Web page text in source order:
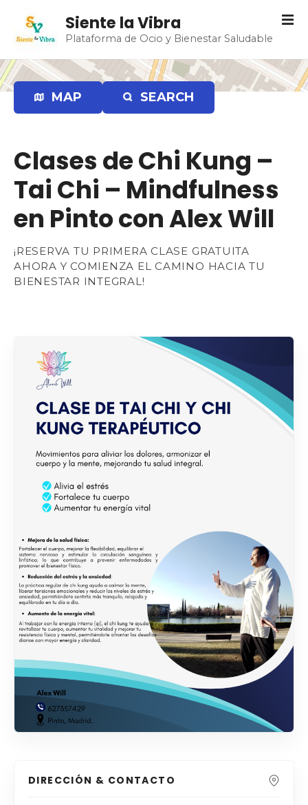
t
a
r
Siente la Vibra
Plataforma de Ocio y Bienestar Saludable
MAP SEARCH
Clases de Chi Kung –
Tai Chi – Mindfulness
en Pinto con Alex Will
¡RESERVA TU PRIMERA CLASE GRATUITA
AHORA Y COMIENZA EL CAMINO HACIA TU
BIENESTAR INTEGRAL!⁣
DIRECCIÓN & CONTACTO